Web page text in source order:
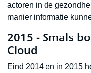
actoren in de
manier informatie
2015 - Smals
Cloud
Eind 2014 en in 2015